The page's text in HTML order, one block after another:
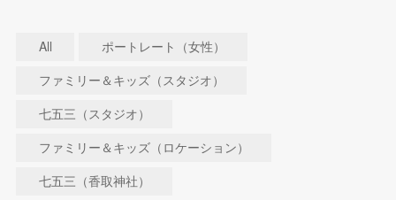
All
ポートレート（女性）
ファミリー＆キッズ（スタジオ）
七五三（スタジオ）
ファミリー＆キッズ（ロケーション）
七五三（香取神社）